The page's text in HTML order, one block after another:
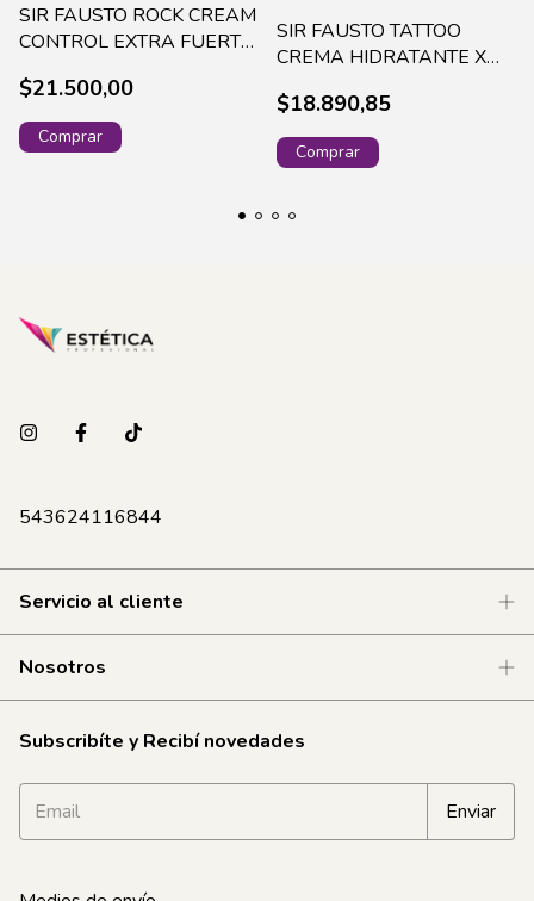
SIR FAUSTO ROCK CREAM
CONTROL EXTRA FUERTE
$21.500,00
SIR FAUSTO TATTOO
CREMA HIDRATANTE X
$18.890,85
543624116844
Servicio al cliente
Nosotros
Subscribíte y Recibí novedades